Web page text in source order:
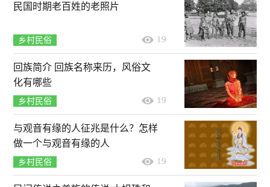
民国时期老百姓的老照片
乡村民俗 19
回族简介 回族名称来历，风俗文
化有哪些
乡村民俗 19
与观音有缘的人征兆是什么？怎样
做一个与观音有缘的人
乡村民俗 19